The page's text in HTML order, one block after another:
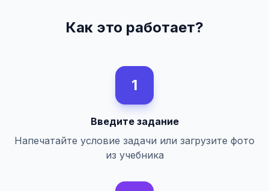
Как это работает?
1
Введите задание
Напечатайте условие задачи или загрузите фото
из учебника